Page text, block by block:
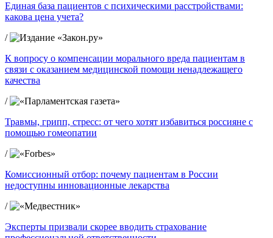
Единая база пациентов с психическими расстройствами:
какова цена учета?
/
К вопросу о компенсации морального вреда пациентам в
связи с оказанием медицинской помощи ненадлежащего
качества
/
Травмы, грипп, стресс: от чего хотят избавиться россияне с
помощью гомеопатии
/
Комиссионный отбор: почему пациентам в России
недоступны инновационные лекарства
/
Эксперты призвали скорее вводить страхование